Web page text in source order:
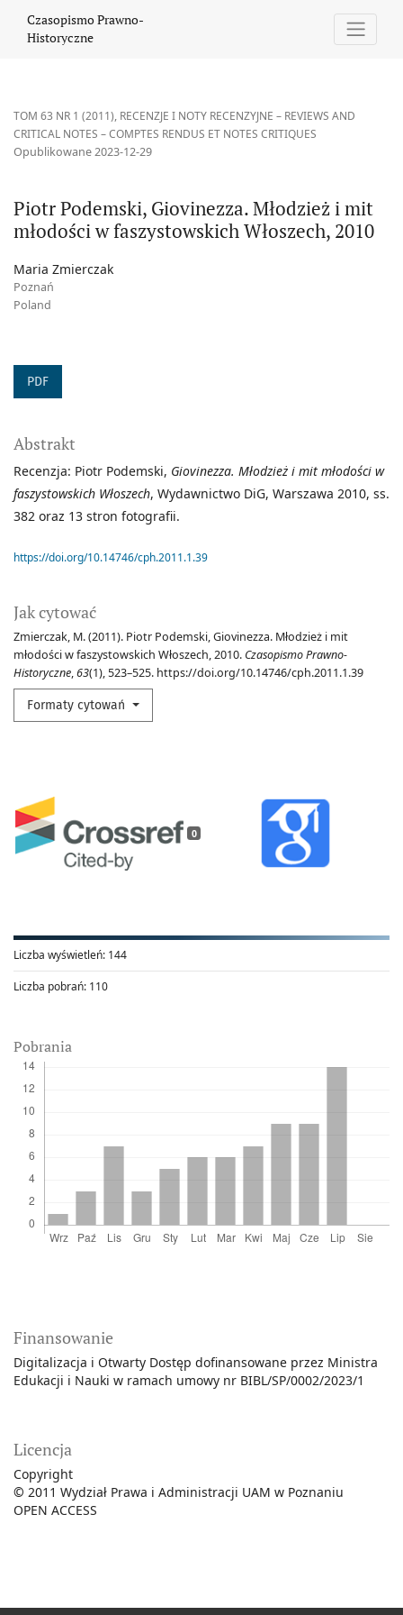
Czasopismo Prawno-
Historyczne
TOM 63 NR 1 (2011), RECENZJE I NOTY RECENZYJNE – REVIEWS AND
CRITICAL NOTES – COMPTES RENDUS ET NOTES CRITIQUES
Piotr Podemski, Giovinezza. Młodzież i mit
młodości w faszystowskich Włoszech, 2010
Opublikowane 2023-12-29
Maria Zmierczak
Poznań
Poland
PDF
Jak cytować
Zmierczak, M. (2011). Piotr Podemski, Giovinezza. Młodzież i mit
młodości w faszystowskich Włoszech, 2010. Czasopismo Prawno-
Historyczne,63(1), 523–525. https://doi.org/10.14746/cph.2011.1.39
Formaty cytowań
0
Liczba wyświetleń: 144
Liczba pobrań: 110
Abstrakt
Recenzja: Piotr Podemski, Giovinezza. Młodzież i mit młodości w
faszystowskich Włoszech, Wydawnictwo DiG, Warszawa 2010, ss.
382 oraz 13 stron fotografii.
https://doi.org/10.14746/cph.2011.1.39
Pobrania
Finansowanie
Digitalizacja i Otwarty Dostęp dofinansowane przez Ministra
Edukacji i Nauki w ramach umowy nr BIBL/SP/0002/2023/1
Licencja
Copyright
© 2011 Wydział Prawa i Administracji UAM w Poznaniu
OPEN ACCESS